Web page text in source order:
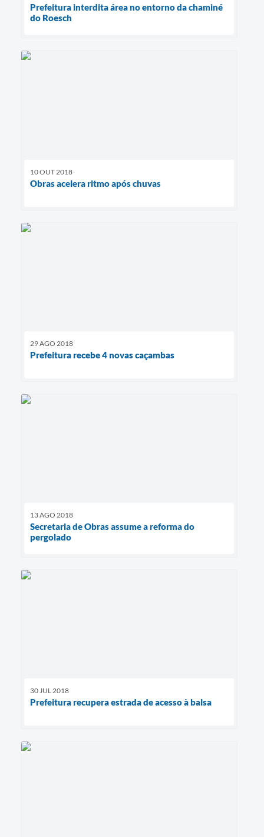
Prefeitura interdita área no entorno da chaminé
do Roesch
10 OUT 2018
Obras acelera ritmo após chuvas
29 AGO 2018
Prefeitura recebe 4 novas caçambas
13 AGO 2018
Secretaria de Obras assume a reforma do
pergolado
30 JUL 2018
Prefeitura recupera estrada de acesso à balsa